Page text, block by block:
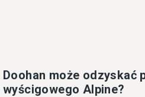
Doohan może odzyskać
wyścigowego Alpine?